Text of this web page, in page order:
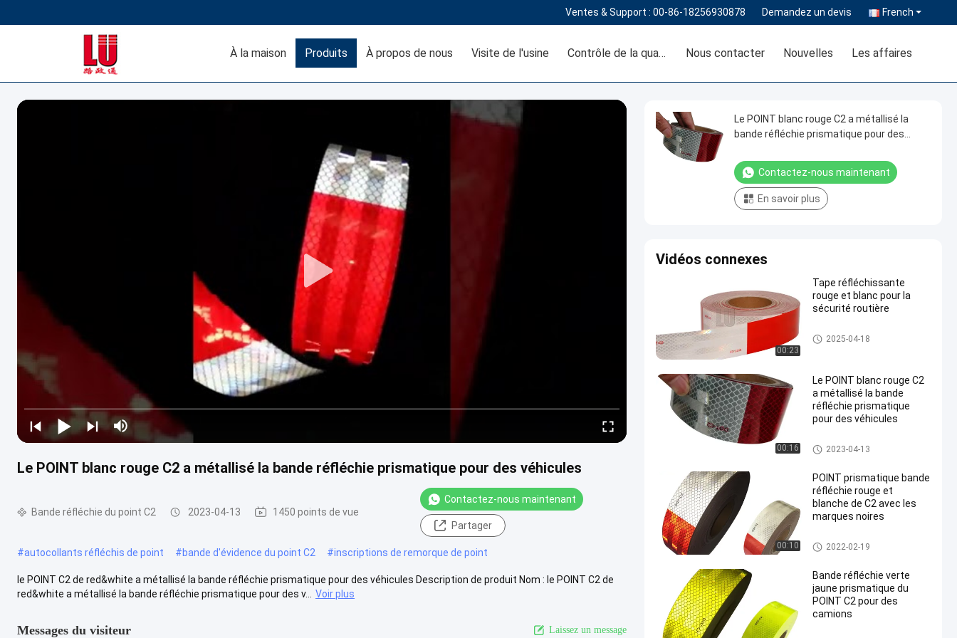
Ventes & Support : 00-86-18256930878 Demandez un devis French
À la maison Produits À propos de nous Visite de l'usine Contrôle de la qualité Nous contacter Nouvelles Les affaires
Le POINT blanc rouge C2 a métallisé la bande réfléchie prismatique pour des véhicules
Bande réfléchie du point C2 2023-04-13 1450 points de vue
Contactez-nous maintenant
Partager
#autocollants réfléchis de point #bande d'évidence du point C2 #inscriptions de remorque de point
le POINT C2 de red&white a métallisé la bande réfléchie prismatique pour des véhicules Description de produit Nom : le POINT C2 de
red&white a métallisé la bande réfléchie prismatique pour des v...
Voir plus
Messages du visiteur Laissez un message
Le POINT blanc rouge C2 a métallisé la
bande réfléchie prismatique pour des
Contactez-nous maintenant
En savoir plus
Vidéos connexes
00:23
Tape réfléchissante
rouge et blanc pour la
sécurité routière
Bande réfléchie du point C2
2025-04-18
00:16
Le POINT blanc rouge C2
a métallisé la bande
réfléchie prismatique
pour des véhicules
Bande réfléchie du point C2
2023-04-13
00:10
POINT prismatique bande
réfléchie rouge et
blanche de C2 avec les
marques noires
Bande réfléchie du point C2
2022-02-19
Bande réfléchie verte
jaune prismatique du
POINT C2 pour des
camions